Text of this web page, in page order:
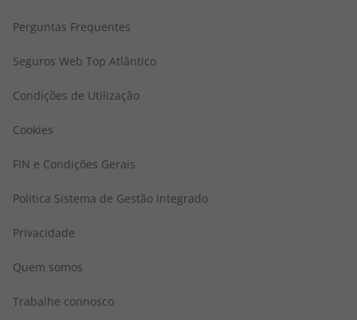
Perguntas Frequentes
Seguros Web Top Atlântico
Condições de Utilização
Cookies
FIN e Condições Gerais
Politica Sistema de Gestão Integrado
Privacidade
Quem somos
Trabalhe connosco